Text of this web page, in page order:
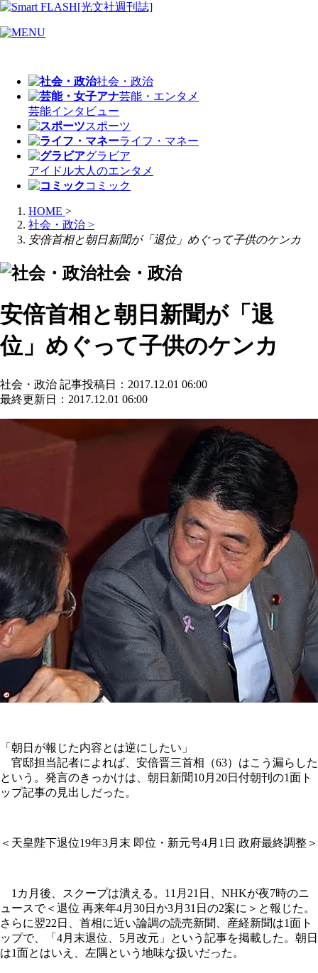
社会・政治
芸能・エンタメ
芸能インタビュー
スポーツ
ライフ・マネー
グラビア
アイドル大人のエンタメ
コミック
HOME >
社会・政治 >
安倍首相と朝日新聞が「退位」めぐって子供のケンカ
社会・政治
安倍首相と朝日新聞が「退
位」めぐって子供のケンカ
社会・政治 記事投稿日：2017.12.01 06:00
最終更新日：2017.12.01 06:00
「朝日が報じた内容とは逆にしたい」
官邸担当記者によれば、安倍晋三首相（63）はこう漏らした
という。発言のきっかけは、朝日新聞10月20日付朝刊の1面ト
ップ記事の見出しだった。
＜天皇陛下退位19年3月末 即位・新元号4月1日 政府最終調整＞
1カ月後、スクープは潰える。11月21日、NHKが夜7時のニ
ュースで＜退位 再来年4月30日か3月31日の2案に＞と報じた。
さらに翌22日、首相に近い論調の読売新聞、産経新聞は1面ト
ップで、「4月末退位、5月改元」という記事を掲載した。朝日
は1面とはいえ、左隅という地味な扱いだった。